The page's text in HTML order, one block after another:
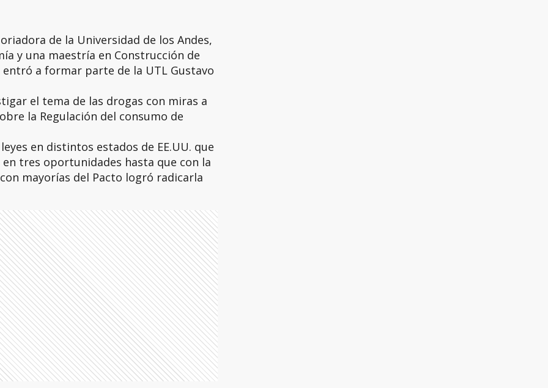
de la Universidad de los Andes,
y una maestría en Construcción de
entró a formar parte de la UTL Gustavo
el tema de las drogas con miras a
la Regulación del consumo de
en distintos estados de EE.UU. que
tres oportunidades hasta que con la
mayorías del Pacto logró radicarla